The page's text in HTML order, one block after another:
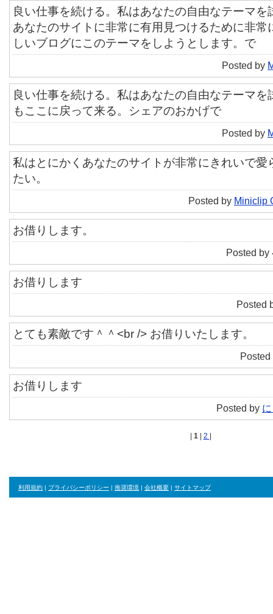
良い仕事を続ける。私はあなたの自由なテーマを
あなたのサイトに非常に有用見つけるために非常
しいブログにこのテーマをしようとします。で
Posted by
良い仕事を続ける。私はあなたの自由なテーマを
もここに戻って来る。シェアのおかげで
Posted by
私はとにかくあなたのサイトが非常にきれいで愛
たい。
Posted by Miniclip
お借りします。
Posted by
お借りします
Posted
とても素敵です＾＾<br /> お借りいたします。
お借りします
Posted by
1 2
利用規約 | プライバシーポリシー | 推奨環境 | 会社概要 | サイトマップ